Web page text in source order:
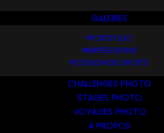
GALERIES
PORTFOLIO
IMPRESSIONS
CESSION DE DROITS
CHALLENGES PHOTO
STAGES PHOTO
VOYAGES PHOTO
À PROPOS